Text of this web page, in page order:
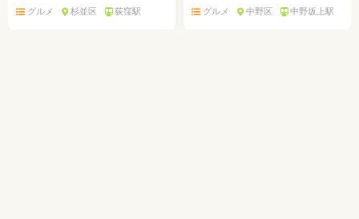
グルメ
杉並区 荻窪駅
グルメ
中野区 中野坂上駅